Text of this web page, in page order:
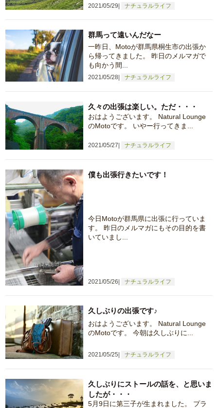
2021/05/29 ナチュラルライフ
2021/05/28 ナチュラルライフ
群馬って遠いんだなー
一昨日、Motoが群馬県桐生市の出張か
ら帰ってきました。 昨日のメルマガで
も向かう間...
2021/05/27 ナチュラルライフ
久々の出張は楽しい。ただ・・・
おはようございます。 Natural Lounge
のMotoです。 いやー行ってきま...
2021/05/26 ナチュラルライフ
僕も出張行きたいです！
今日Motoが群馬県に出張に行っていま
す。 昨日のメルマガにもその目的を書
いていまし...
2021/05/25 ナチュラルライフ
久しぶりの出張です♪
おはようございます。 Natural Lounge
のMotoです。 今朝は久しぶりに...
久しぶりにストールの話を、と思いま
したが・・・
5月9日に第三子が生まれました。 プラ